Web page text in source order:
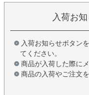
入荷お
入荷お知らせボタン
てください。
商品が入荷した際に
商品の入荷やご注文